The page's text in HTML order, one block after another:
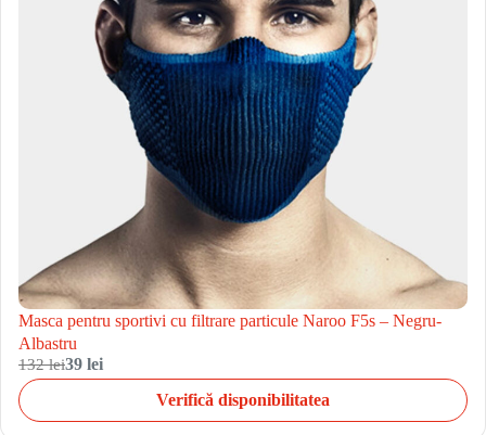
Masca pentru sportivi cu filtrare particule Naroo F5s – Negru-
Albastru
132 lei39 lei
Verifică disponibilitatea